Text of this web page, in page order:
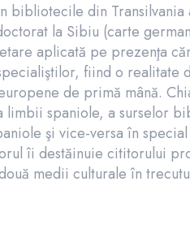
din
la Sibiu (carte
aplicată pe prezenţa
fiind o
de primă mână.
spaniole, a surselor
şi vice-versa în
îi destăinuie cititorului
medii culturale în